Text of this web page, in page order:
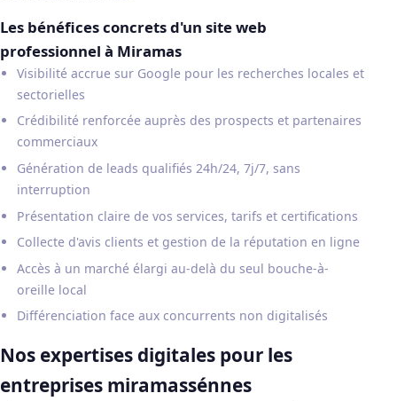
Les bénéfices concrets d'un site web
professionnel à Miramas
Visibilité accrue sur Google pour les recherches locales et
sectorielles
Crédibilité renforcée auprès des prospects et partenaires
commerciaux
Génération de leads qualifiés 24h/24, 7j/7, sans
interruption
Présentation claire de vos services, tarifs et certifications
Collecte d'avis clients et gestion de la réputation en ligne
Accès à un marché élargi au-delà du seul bouche-à-
oreille local
Différenciation face aux concurrents non digitalisés
Nos expertises digitales pour les
entreprises miramassénnes